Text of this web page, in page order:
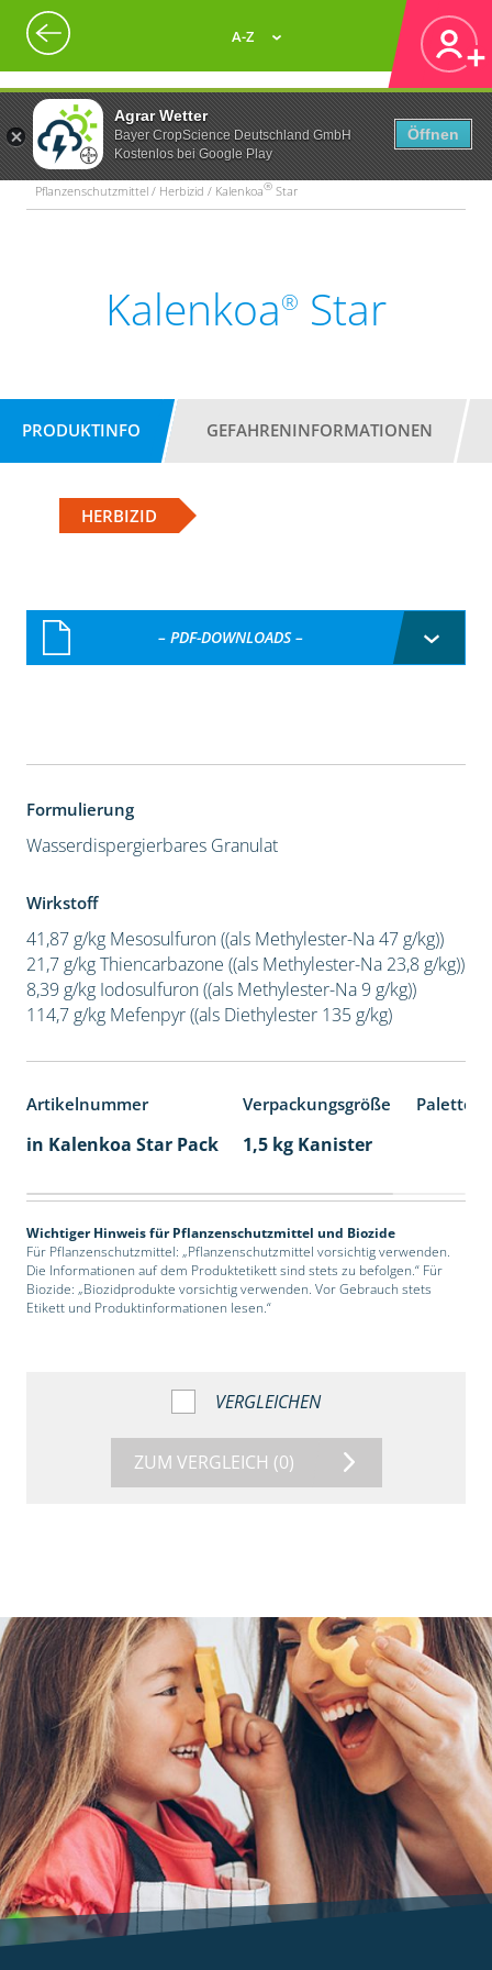
Agrar Wetter
Bayer CropScience Deutschland GmbH
Kostenlos bei Google Play
Öffnen
A-Z
Pflanzenschutzmittel / Herbizid / Kalenkoa® Star
Kalenkoa® Star
PRODUKTINFO GEFAHRENINFORMATIONEN
HERBIZID
– PDF-DOWNLOADS –
Formulierung
Wasserdispergierbares Granulat
Wirkstoff
41,87 g/kg Mesosulfuron ((als Methylester-Na 47 g/kg))
21,7 g/kg Thiencarbazone ((als Methylester-Na 23,8 g/kg))
8,39 g/kg Iodosulfuron ((als Methylester-Na 9 g/kg))
114,7 g/kg Mefenpyr ((als Diethylester 135 g/kg)
Artikelnummer Verpackungsgröße
in Kalenkoa Star Pack 1,5 kg Kanister
Wichtiger Hinweis für Pflanzenschutzmittel und Biozide
Für Pflanzenschutzmittel: „Pflanzenschutzmittel vorsichtig verwenden.
Die Informationen auf dem Produktetikett sind stets zu befolgen.“ Für
Biozide: „Biozidprodukte vorsichtig verwenden. Vor Gebrauch stets
Etikett und Produktinformationen lesen.“
VERGLEICHEN
ZUM VERGLEICH (0)